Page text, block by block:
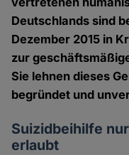
Deutschlands sind
Dezember 2015 in
zur
Sie lehnen dieses
begründet und
Suizidbeihilfe
erlaubt